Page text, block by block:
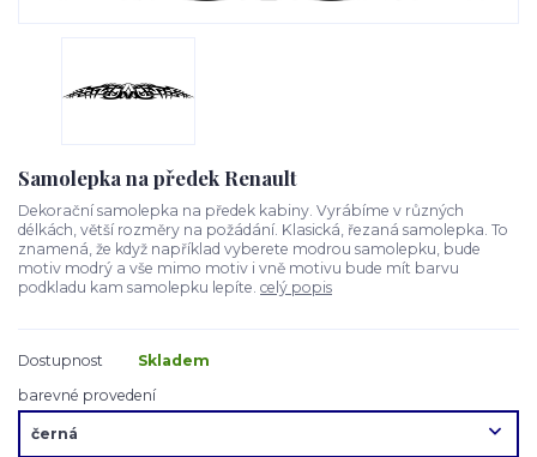
Samolepka na předek Renault
Dekorační samolepka na předek kabiny. Vyrábíme v různých
délkách, větší rozměry na požádání. Klasická, řezaná samolepka. To
znamená, že když například vyberete modrou samolepku, bude
motiv modrý a vše mimo motiv i vně motivu bude mít barvu
podkladu kam samolepku lepíte. celý popis
Dostupnost
Skladem
barevné provedení